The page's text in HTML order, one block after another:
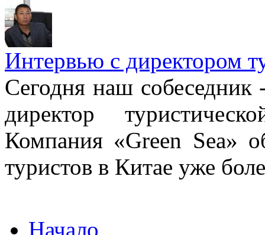
Интервью с директором
Сегодня наш
директор
Компания «Green Sea»
туристов в Китае уже
Начало